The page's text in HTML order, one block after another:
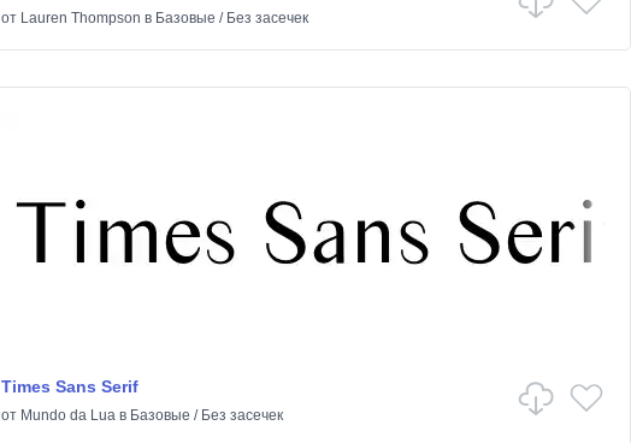
от Lauren Thompson в Базовые / Без засечек
Times Sans Serif
от Mundo da Luaв Базовые / Без засечек